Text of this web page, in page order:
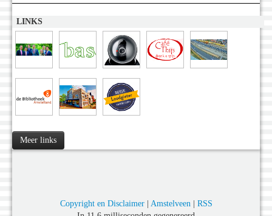
LINKS
Meer links
Copyright en Disclaimer| Amstelveen| RSS